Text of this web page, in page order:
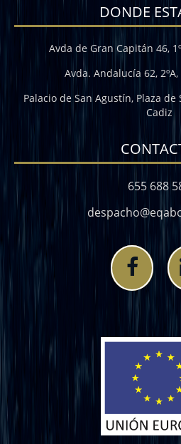
DONDE
Avda de Gran Capitán 46,
Avda. Andalucía 62,
Palacio de San Agustín, Plaza de
Cadiz
655 688